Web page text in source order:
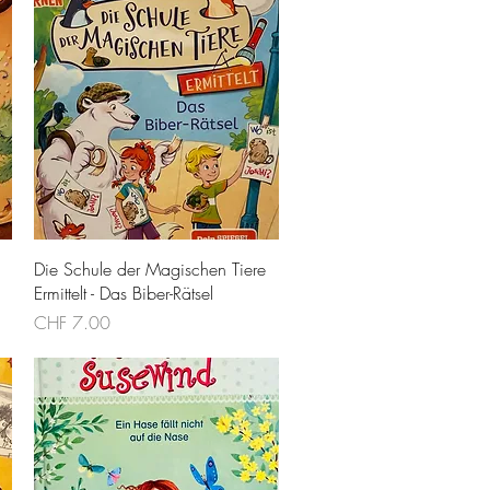
Schnellansicht
Die Schule der Magischen Tiere
Ermittelt - Das Biber-Rätsel
Preis
CHF 7.00